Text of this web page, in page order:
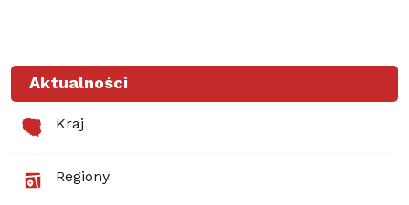
Aktualności
Kraj
Regiony